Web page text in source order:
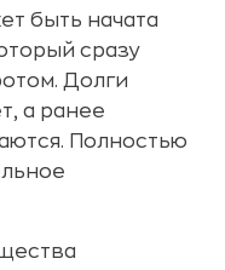
быть начата
сразу
Долги
а ранее
Полностью